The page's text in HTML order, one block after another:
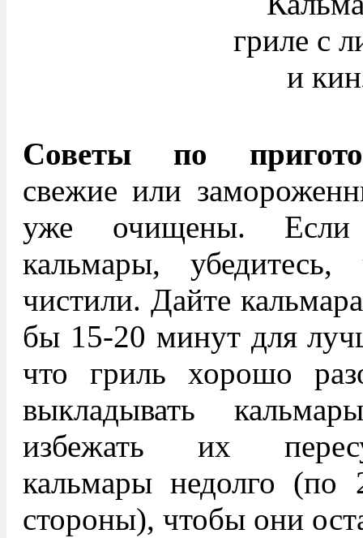
Советы по
свежие или
уже очищены. Если
кальмары,
чистили. Дайте
бы 15-20 минут для
что гриль хорошо
выкладывать
избежать их
кальмары недолго
стороны), чтобы они